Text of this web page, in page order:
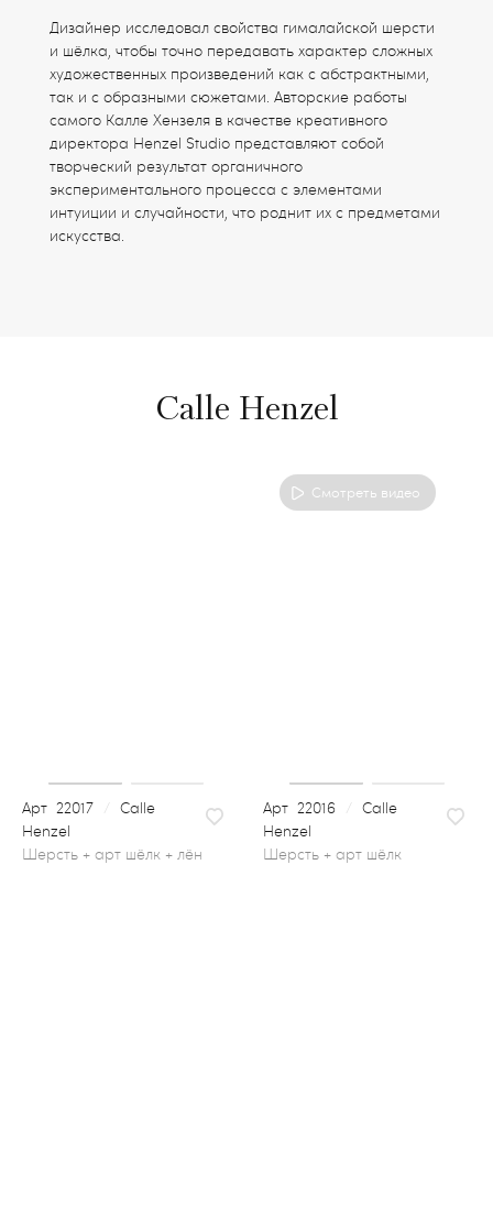
Дизайнер исследовал свойства гималайской шерсти
и шёлка, чтобы точно передавать характер сложных
художественных произведений как с абстрактными,
так и с образными сюжетами. Авторские работы
самого Калле Хензеля в качестве креативного
директора Henzel Studio представляют собой
творческий результат органичного
экспериментального процесса с элементами
интуиции и случайности, что роднит их с предметами
искусства.
Calle Henzel
22017
Calle
Henzel
Смотреть видео
22016
Calle
Henzel
шерсть + арт шёлк